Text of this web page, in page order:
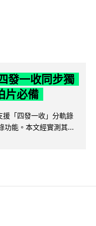
發一收同步獨
片必備
「四發一收」分軌錄
功能。本文經實測其...